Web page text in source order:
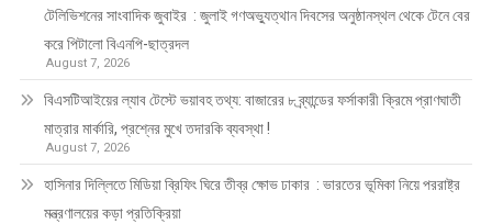
টেলিভিশনের সাংবাদিক জুবাইর : জুলাই গণঅভ্যুত্থান দিবসের অনুষ্ঠানস্থল থেকে টেনে বের
করে পিটালো বিএনপি-ছাত্রদল
August 7, 2026
বিএসটিআইয়ের ল্যাব টেস্টে ভয়াবহ তথ্য: বাজারের ৮ ব্র্যান্ডের ফর্সাকারী ক্রিমে প্রাণঘাতী
মাত্রার মার্কারি, প্রশ্নের মুখে তদারকি ব্যবস্থা !
August 7, 2026
হাসিনার দিল্লিতে মিডিয়া ব্রিফিং ঘিরে তীব্র ক্ষোভ ঢাকার : ভারতের ভূমিকা নিয়ে পররাষ্ট্র
মন্ত্রণালয়ের কড়া প্রতিক্রিয়া